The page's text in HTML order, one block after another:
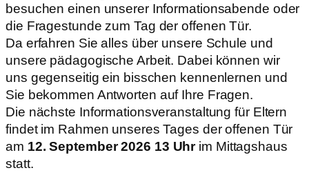
besuchen einen unserer Informationsabende oder
die Fragestunde zum Tag der offenen Tür.
Da erfahren Sie alles über unsere Schule und
unsere pädagogische Arbeit. Dabei können wir
uns gegenseitig ein bisschen kennenlernen und
Sie bekommen Antworten auf Ihre Fragen.
Die nächste Informationsveranstaltung für Eltern
findet im Rahmen unseres Tages der offenen Tür
am 12. September 2026 13 Uhrim Mittagshaus
statt.